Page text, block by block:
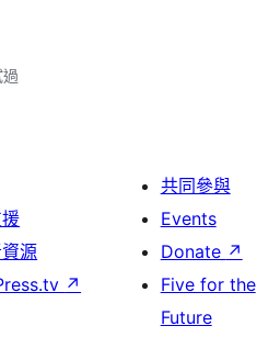
源
↗
共同參與
Events
Donate ↗
Five for the
Future